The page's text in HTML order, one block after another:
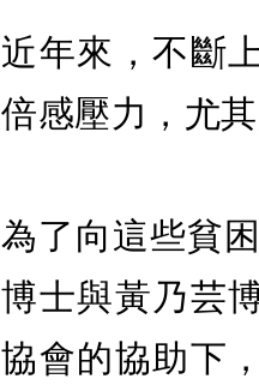
近年來，不斷
倍感壓力，尤
為了向這些貧
博士與黃乃芸
協會的協助下